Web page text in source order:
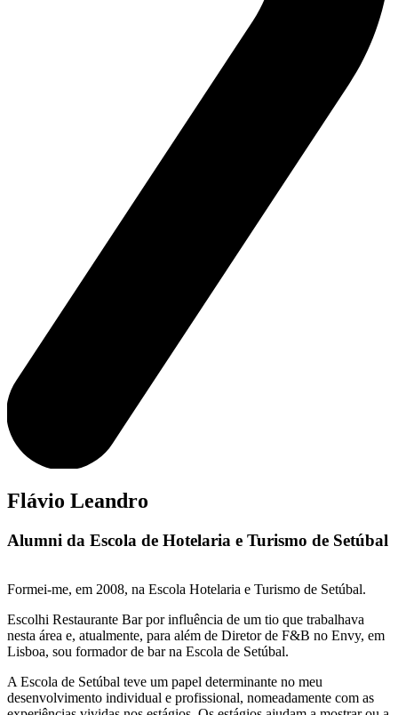
Flávio Leandro
Alumni da Escola de Hotelaria e Turismo de Setúbal
Formei-me, em 2008, na Escola Hotelaria e Turismo de Setúbal.
Escolhi Restaurante Bar por influência de um tio que trabalhava
nesta área e, atualmente, para além de Diretor de F&B no Envy, em
Lisboa, sou formador de bar na Escola de Setúbal.
A Escola de Setúbal teve um papel determinante no meu
desenvolvimento individual e profissional, nomeadamente com as